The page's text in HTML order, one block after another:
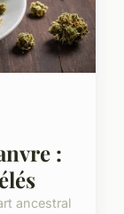
:
ancestral